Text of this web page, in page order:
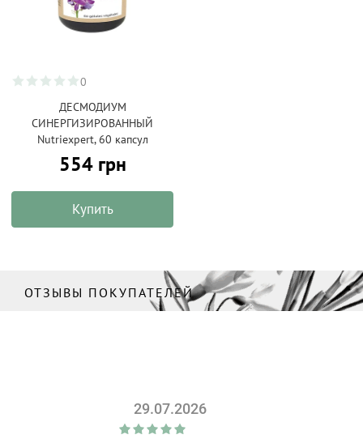
0
ДЕСМОДИУМ
СИНЕРГИЗИРОВАННЫЙ
Nutriexpert, 60 капсул
554 грн
Купить
ОТЗЫВЫ ПОКУПАТЕЛЕЙ
29.07.2026